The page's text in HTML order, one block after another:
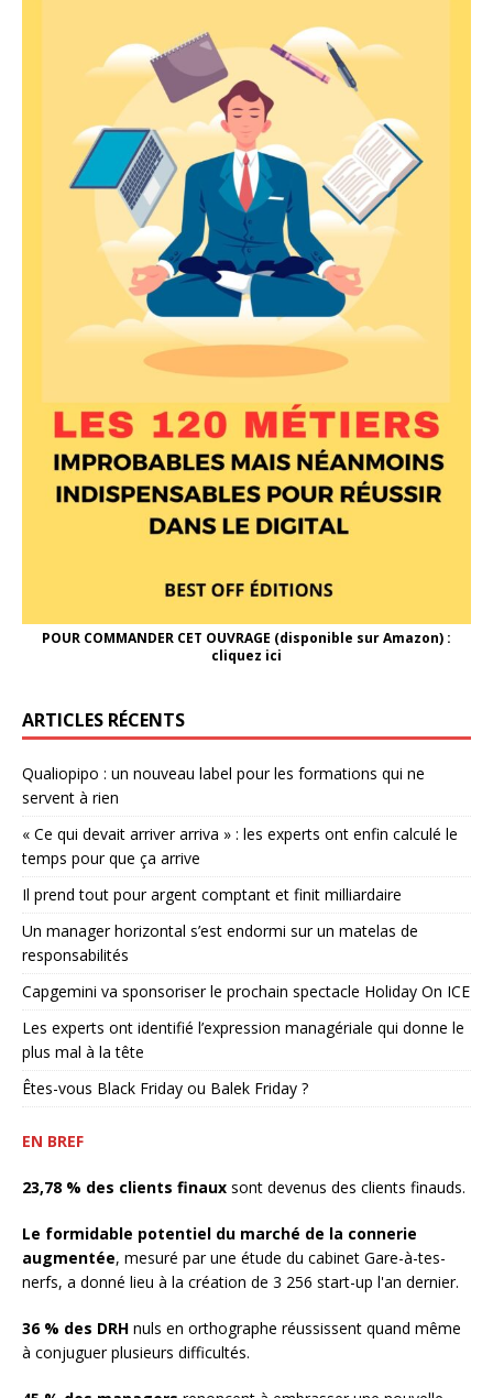
POUR COMMANDER CET OUVRAGE (disponible sur Amazon) :
cliquez ici
ARTICLES RÉCENTS
Qualiopipo : un nouveau label pour les formations qui ne
servent à rien
« Ce qui devait arriver arriva » : les experts ont enfin calculé le
temps pour que ça arrive
Il prend tout pour argent comptant et finit milliardaire
Un manager horizontal s’est endormi sur un matelas de
responsabilités
Capgemini va sponsoriser le prochain spectacle Holiday On ICE
Les experts ont identifié l’expression managériale qui donne le
plus mal à la tête
Êtes-vous Black Friday ou Balek Friday ?
EN BREF
23,78 % des clients finaux sont devenus des clients finauds.
Le formidable potentiel du marché de la connerie
augmentée, mesuré par une étude du cabinet Gare-à-tes-
nerfs, a donné lieu à la création de 3 256 start-up l'an dernier.
36 % des DRH nuls en orthographe réussissent quand même
à conjuguer plusieurs difficultés.